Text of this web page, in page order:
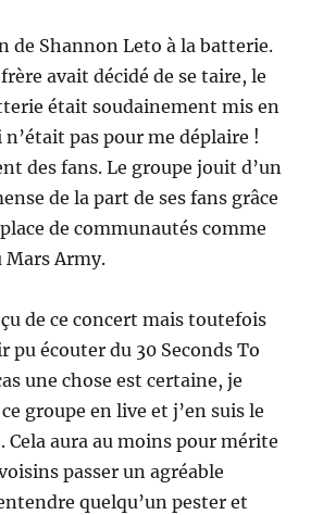
de Shannon Leto à la batterie.
avait décidé de se taire, le
était soudainement mis en
n’était pas pour me déplaire !
des fans. Le groupe jouit d’un
de la part de ses fans grâce
de communautés comme
Mars Army.
de ce concert mais toutefois
pu écouter du 30 Seconds To
une chose est certaine, je
groupe en live et j’en suis le
Cela aura au moins pour mérite
passer un agréable
quelqu’un pester et